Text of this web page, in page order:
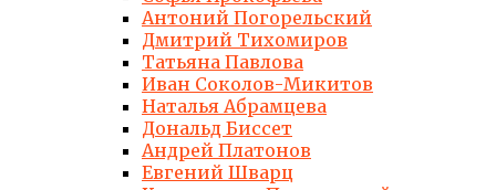
Антоний Погорельский
Дмитрий Тихомиров
Татьяна Павлова
Иван Соколов-Микитов
Наталья Абрамцева
Дональд Биссет
Андрей Платонов
Евгений Шварц